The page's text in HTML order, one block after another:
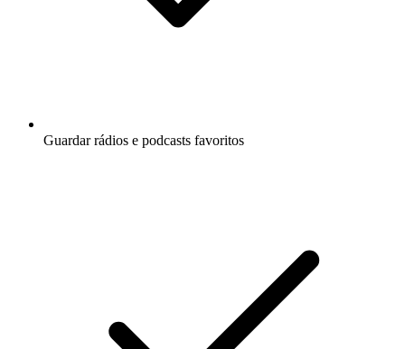
Guardar rádios e podcasts favoritos